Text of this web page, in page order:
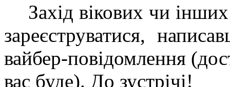
Захід вікових чи
зареєструватися,
вайбер-повідомлення
вас буде). До зустрічі!